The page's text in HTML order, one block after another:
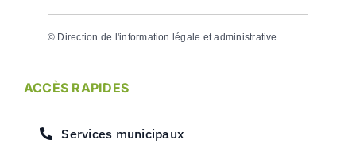
© Direction de l'information légale et administrative
ACCÈS RAPIDES
Services municipaux